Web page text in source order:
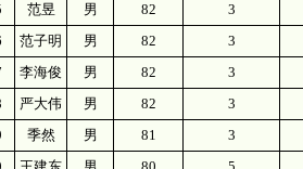
范昱 男 82
3
范子明 男 82
3
李海俊 男 82
3
严大伟 男 82
3
季然 男 81
3